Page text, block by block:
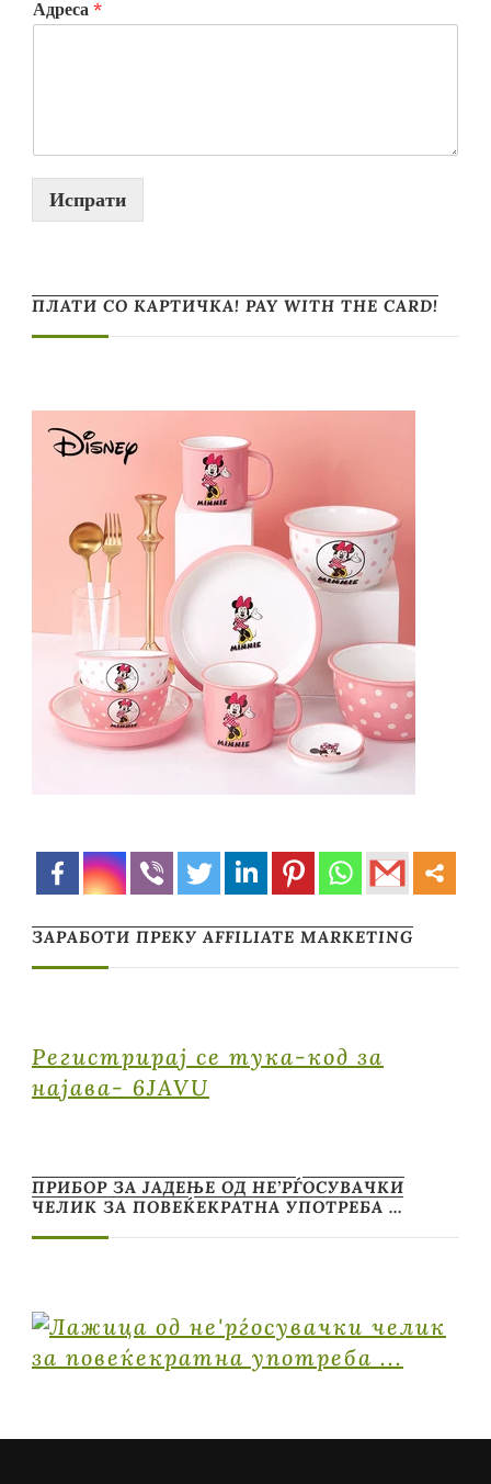
Адреса *
Испрати
ПЛАТИ СО КАРТИЧКА! PAY WITH THE CARD!
ЗАРАБОТИ ПРЕКУ AFFILIATE MARKETING
Регистрирај се тука-код за
најава- 6JAVU
ПРИБОР ЗА ЈАДЕЊЕ ОД НЕ’РЃОСУВАЧКИ
ЧЕЛИК ЗА ПОВЕЌЕКРАТНА УПОТРЕБА …